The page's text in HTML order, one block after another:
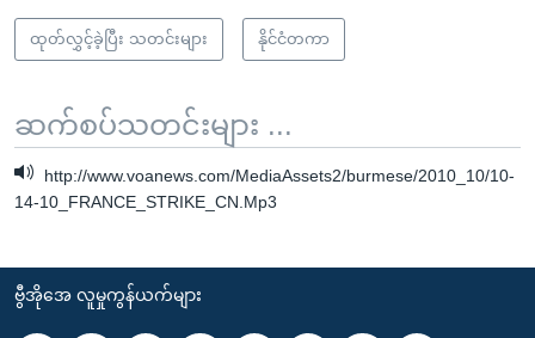
ထုတ်လွှင့်ခဲ့ပြီး သတင်းများ နိုင်ငံတကာ
ဆက်စပ်သတင်းများ ...
http://www.voanews.com/MediaAssets2/burmese/2010_10/10-
14-10_FRANCE_STRIKE_CN.Mp3
ဗွီအိုအေ လူမှုကွန်ယက်များ